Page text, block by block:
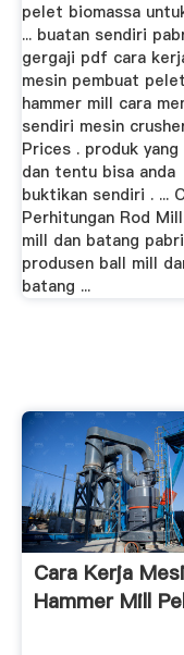
pelet biomassa
... buatan sendiri
gergaji pdf cara
mesin pembuat
hammer mill cara
sendiri mesin
Prices . produk yang
dan tentu bisa anda
buktikan sendiri . ...
Perhitungan Rod
mill dan batang
produsen ball mill
batang ...
Cara Kerja
Hammer Mill